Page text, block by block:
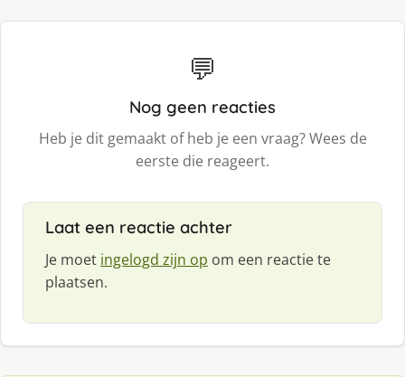
💬
Nog geen reacties
Heb je dit gemaakt of heb je een vraag? Wees de
eerste die reageert.
Laat een reactie achter
Je moet ingelogd zijn op om een reactie te
plaatsen.